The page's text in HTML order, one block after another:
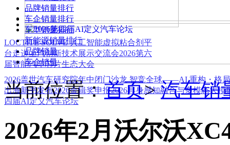
2026盖世汽车研究院年中闭门沙龙 智竞全球——AI 重构・格
出海新书发布2026金辑奖申报2026具身感知融合与多模态大模
四届AI定义汽车论坛
LOCTITE SOLVE 人工智能虚拟粘合剂平
台走进上汽创新技术展示交流会2026第六
届智能汽车芯片生态大会
品牌销量排行
车企销量排行
车型销量排行
新能源销量排行
品牌销量
车企销量
当前位置：首页>汽车销
2026年2月沃尔沃